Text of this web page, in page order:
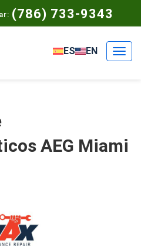
(786) 733-9343
ES EN
AEG Miami